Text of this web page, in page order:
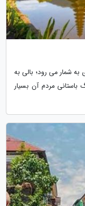
به شمار می رود؛ بالی به
باستانی مردم آن بسیار